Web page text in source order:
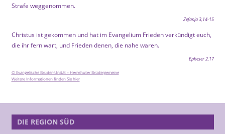
Strafe weggenommen.
Zefanja 3,14-15
Christus ist gekommen und hat im Evangelium Frieden verkündigt euch,
die ihr fern wart, und Frieden denen, die nahe waren.
Epheser 2,17
© Evangelische Brüder-Unität – Herrnhuter Brüdergemeine
Weitere Informationen finden Sie hier
DIE REGION SÜD